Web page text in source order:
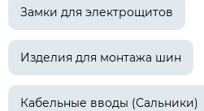
Замки для электрощитов
Изделия для монтажа шин
Кабельные вводы (Сальники)